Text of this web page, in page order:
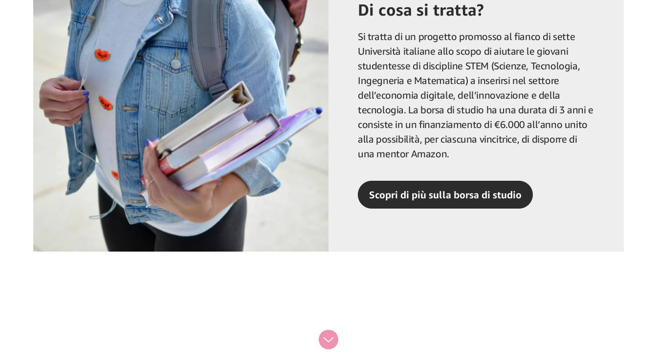
Di cosa si tratta?
Si tratta di un progetto promosso al fianco di sette
Università italiane allo scopo di aiutare le giovani
studentesse di discipline STEM (Scienze, Tecnologia,
Ingegneria e Matematica) a inserirsi nel settore
dell’economia digitale, dell’innovazione e della
tecnologia. La borsa di studio ha una durata di 3 anni e
consiste in un finanziamento di €6.000 all’anno unito
alla possibilità, per ciascuna vincitrice, di disporre di
una mentor Amazon.
Scopri di più sulla borsa di studio